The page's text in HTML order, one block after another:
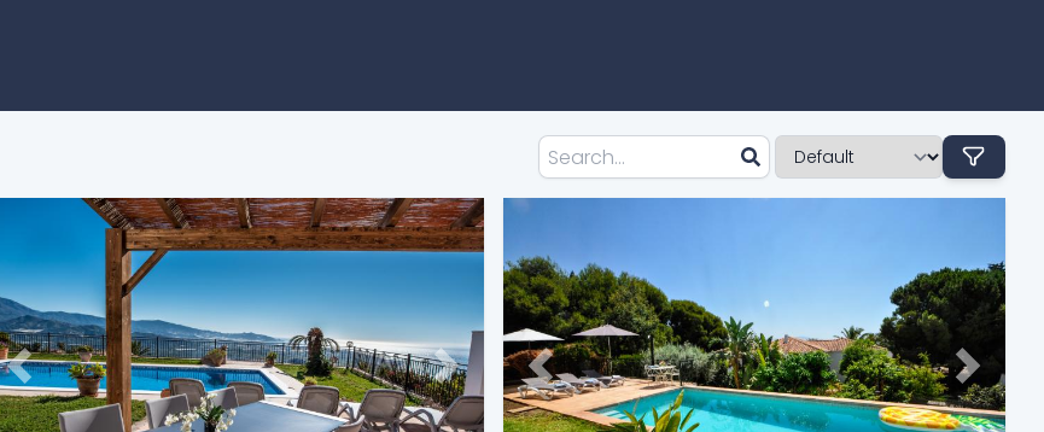
Previous Next Previous Next